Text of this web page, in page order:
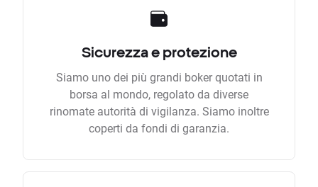
Sicurezza e protezione
Siamo uno dei più grandi boker quotati in
borsa al mondo, regolato da diverse
rinomate autorità di vigilanza. Siamo inoltre
coperti da fondi di garanzia.